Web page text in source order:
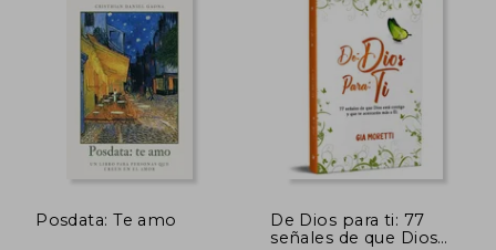
45%
dcto.
Posdata: Te amo
De Dios para ti: 77
señales de que Dios